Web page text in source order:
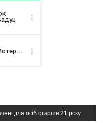
для осіб старше 21 року